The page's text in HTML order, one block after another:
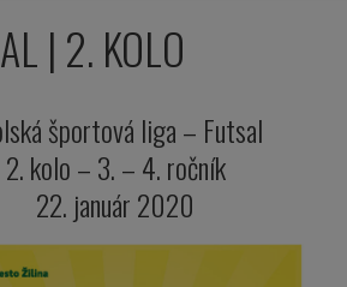
| 2. KOLO
športová liga – Futsal
2. kolo – 3. – 4. ročník
22. január 2020